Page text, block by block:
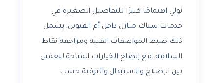
نولي اهتمامًا كبيرًا للتفاصيل الصغيرة في
خدمات سباك منازل داخل أم القيوين. يشمل
ذلك ضبط المواصفات الفنية ومراجعة نقاط
السلامة، مع إيضاح الخيارات المتاحة للعميل
بين الإصلاح والاستبدال والترقية حسب